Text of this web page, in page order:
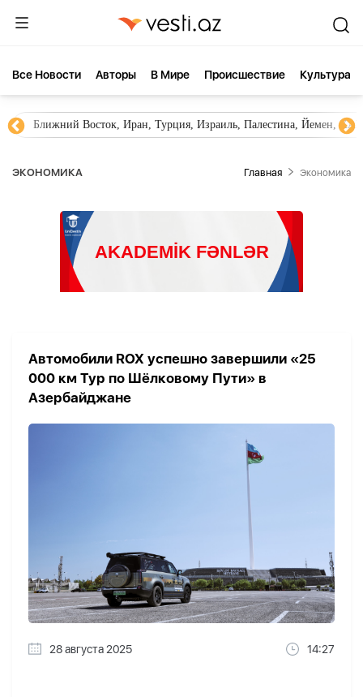
Все Новости Aвторы В Мире Происшествие Культура
Ближний Восток, Иран, Турция, Израиль, Палестина, Йемен,
ЭКОНОМИКА Главная Экономика
Автомобили ROX успешно завершили «25
000 км Тур по Шёлковому Пути» в
Азербайджане
28 августа 2025 14:27